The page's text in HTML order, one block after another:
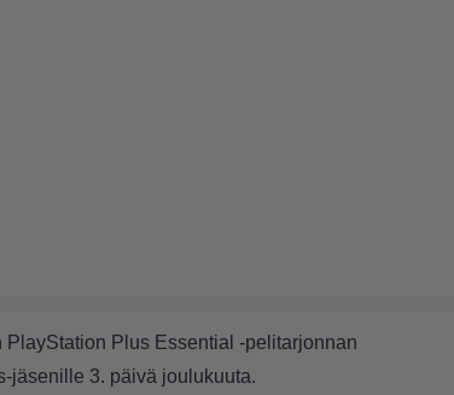
PlayStation Plus Essential -pelitarjonnan
jäsenille 3. päivä joulukuuta.